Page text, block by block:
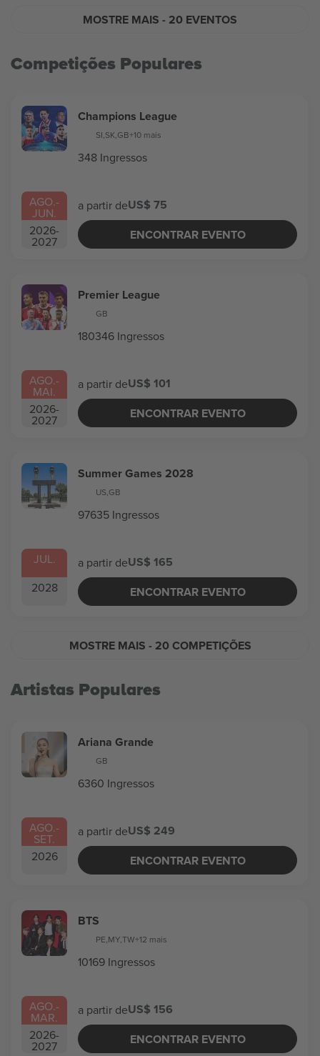
MOSTRE MAIS - 20 EVENTOS
Competições Populares
AGO.-
JUN.
2026-
2027
Champions League
SI,SK,GB+10 mais
348 Ingressos
a partir deUS$ 75
ENCONTRAR EVENTO
AGO.-
MAI.
2026-
2027
Premier League
GB
180346 Ingressos
a partir deUS$ 101
ENCONTRAR EVENTO
JUL.
2028
Summer Games 2028
US,GB
97635 Ingressos
a partir deUS$ 165
ENCONTRAR EVENTO
MOSTRE MAIS - 20 COMPETIÇÕES
Artistas Populares
AGO.-
SET.
2026
Ariana Grande
GB
6360 Ingressos
a partir deUS$ 249
ENCONTRAR EVENTO
AGO.-
MAR.
2026-
2027
BTS
PE,MY,TW+12 mais
10169 Ingressos
a partir deUS$ 156
ENCONTRAR EVENTO